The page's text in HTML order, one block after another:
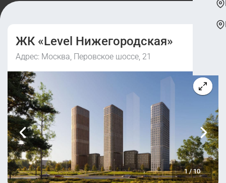
ЖК «Level Нижегородская»
Адрес: Москва, Перовское шоссе, 21
1/10